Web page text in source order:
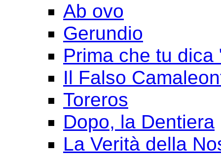
Ab ovo
Gerundio
Prima che tu dica
Il Falso
Toreros
Dopo, la Dentiera
La Verità della